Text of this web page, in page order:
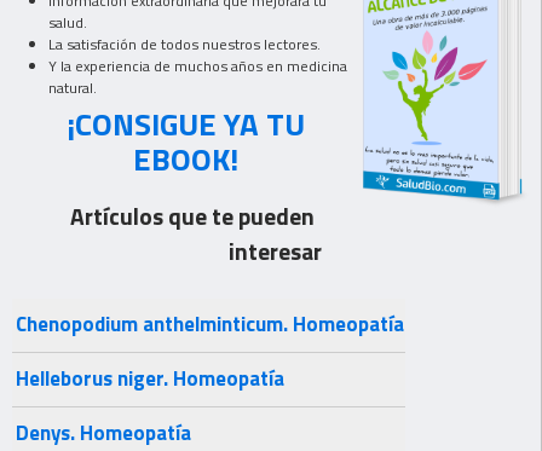
salud.
La satisfación de todos nuestros lectores.
Y la experiencia de muchos años en medicina
natural.
¡CONSIGUE YA TU
EBOOK!
Artículos que te pueden
interesar
Chenopodium anthelminticum. Homeopatía
Helleborus niger. Homeopatía
Denys. Homeopatía